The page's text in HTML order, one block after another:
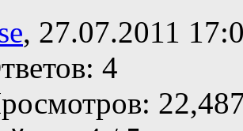
, 27.07.2011
4